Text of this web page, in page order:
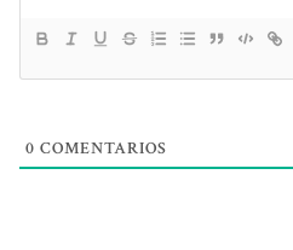
0 COMENTARIOS